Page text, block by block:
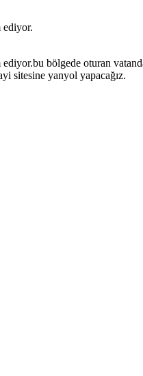
ediyor.
bölgede oturan
sitesine yanyol yapacağız.